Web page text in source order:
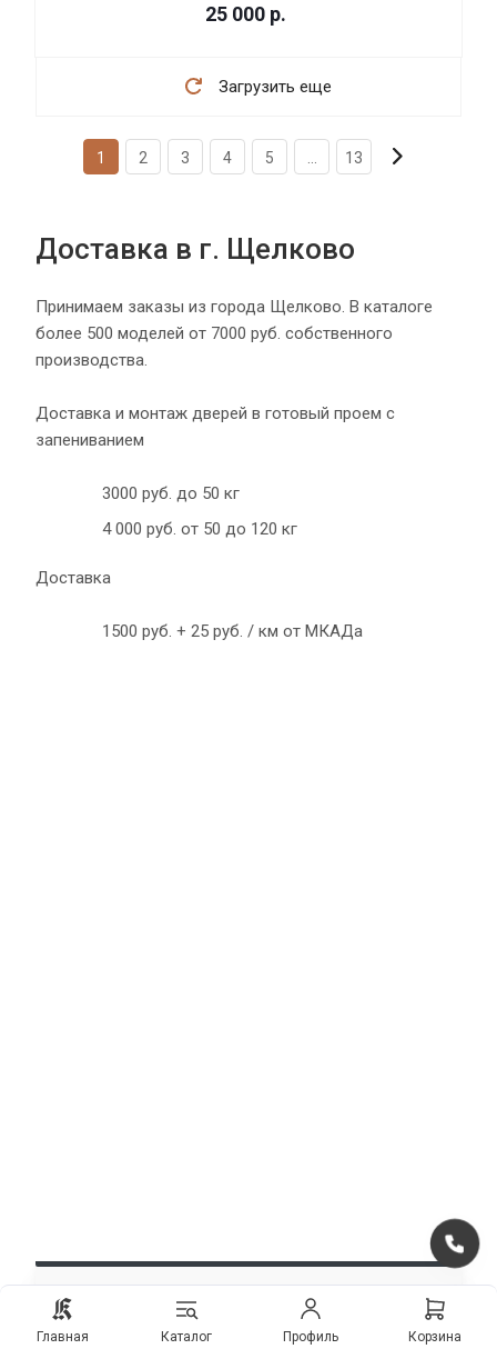
25 000 р.
Загрузить еще
1 2 3 4 5 13
Доставка в г. Щелково
Принимаем заказы из города Щелково. В каталоге
более 500 моделей от 7000 руб. собственного
производства.
Доставка и монтаж дверей в готовый проем с
запениванием
3000 руб. до 50 кг
4 000 руб. от 50 до 120 кг
Доставка
1500 руб. + 25 руб. / км от МКАДа
Телефоны для заказа
входных дверей
Главная Каталог Профиль Корзина